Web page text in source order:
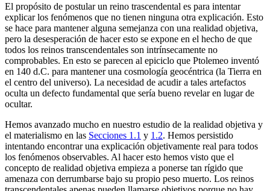
El propósito de postular un reino trascendental es para intentar
explicar los fenómenos que no tienen ninguna otra explicación. Esto
se hace para mantener alguna semejanza con una realidad objetiva,
pero la desesperación de hacer esto se expone en el hecho de que
todos los reinos transcendentales son intrínsecamente no
comprobables. En esto se parecen al epiciclo que Ptolemeo inventó
en 140 d.C. para mantener una cosmología geocéntrica (la Tierra en
el centro del universo). La necesidad de acudir a tales artefactos
oculta un defecto fundamental que sería bueno revelar en lugar de
ocultar.
Hemos avanzado mucho en nuestro estudio de la realidad objetiva y
el materialismo en las Secciones 1.1 y 1.2. Hemos persistido
intentando encontrar una explicación objetivamente real para todos
los fenómenos observables. Al hacer esto hemos visto que el
concepto de realidad objetiva empieza a ponerse tan rígido que
amenaza con derrumbarse bajo su propio peso muerto. Los reinos